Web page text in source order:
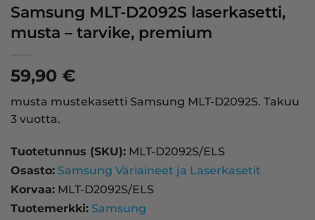
Samsung MLT-D2092S laserkasetti,
musta – tarvike, premium
59,90 €
musta mustekasetti Samsung MLT-D2092S. Takuu
3 vuotta.
Tuotetunnus (SKU): MLT-D2092S/ELS
Osasto: Samsung Väriaineet ja Laserkasetit
Korvaa: MLT-D2092S/ELS
Tuotemerkki: Samsung